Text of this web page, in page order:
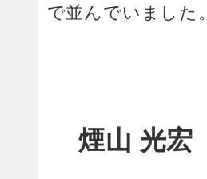
で並んでいました。
煙山 光宏